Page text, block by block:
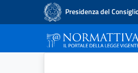
Presidenza del